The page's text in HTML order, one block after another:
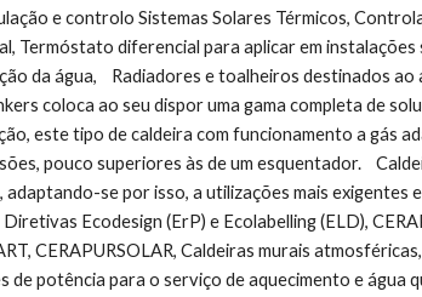
e controlo Sistemas Solares Térmicos,
Termóstato diferencial para aplicar em instalações
da água,    Radiadores e toalheiros destinados
coloca ao seu dispor uma gama completa de
este tipo de caldeira com funcionamento a gás
pouco superiores às de um esquentador.
se por isso, a utilizações mais exigentes
Ecodesign (ErP) e Ecolabelling (ELD),
CERAPURSOLAR, Caldeiras murais
de potência para o serviço de aquecimento e